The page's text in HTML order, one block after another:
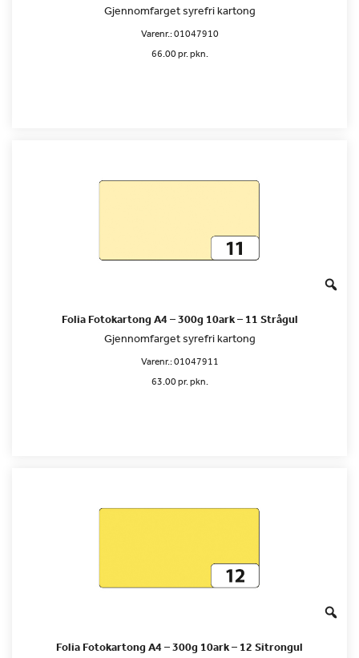
Gjennomfarget syrefri kartong
Varenr.:01047910
66.00 pr. pkn.
Folia Fotokartong A4 – 300g 10ark – 11 Strågul
Gjennomfarget syrefri kartong
Varenr.:01047911
63.00 pr. pkn.
Folia Fotokartong A4 – 300g 10ark – 12 Sitrongul